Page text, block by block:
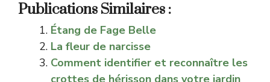
Publications Similaires :
Étang de Fage Belle
La fleur de narcisse
Comment identifier et reconnaître les
crottes de hérisson dans votre jardin